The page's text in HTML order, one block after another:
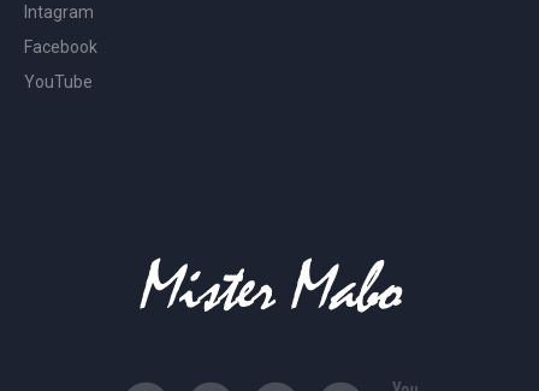
Intagram
Facebook
YouTube